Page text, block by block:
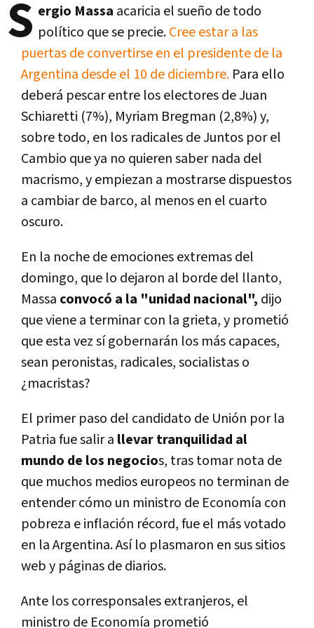
S ergio Massa acaricia el sueño de todo
político que se precie.Cree estar a las
puertas de convertirse en el presidente de la
Argentina desde el 10 de diciembre. Para ello
deberá pescar entre los electores de Juan
Schiaretti (7%), Myriam Bregman (2,8%) y,
sobre todo, en los radicales de Juntos por el
Cambio que ya no quieren saber nada del
macrismo, y empiezan a mostrarse dispuestos
a cambiar de barco, al menos en el cuarto
oscuro.
En la noche de emociones extremas del
domingo, que lo dejaron al borde del llanto,
Massa convocó a la "unidad nacional", dijo
que viene a terminar con la grieta, y prometió
que esta vez sí gobernarán los más capaces,
sean peronistas, radicales, socialistas o
¿macristas?
El primer paso del candidato de Unión por la
Patria fue salir a llevar tranquilidad al
mundo de los negocios, tras tomar nota de
que muchos medios europeos no terminan de
entender cómo un ministro de Economía con
pobreza e inflación récord, fue el más votado
en la Argentina. Así lo plasmaron en sus sitios
web y páginas de diarios.
Ante los corresponsales extranjeros, el
ministro de Economía prometió